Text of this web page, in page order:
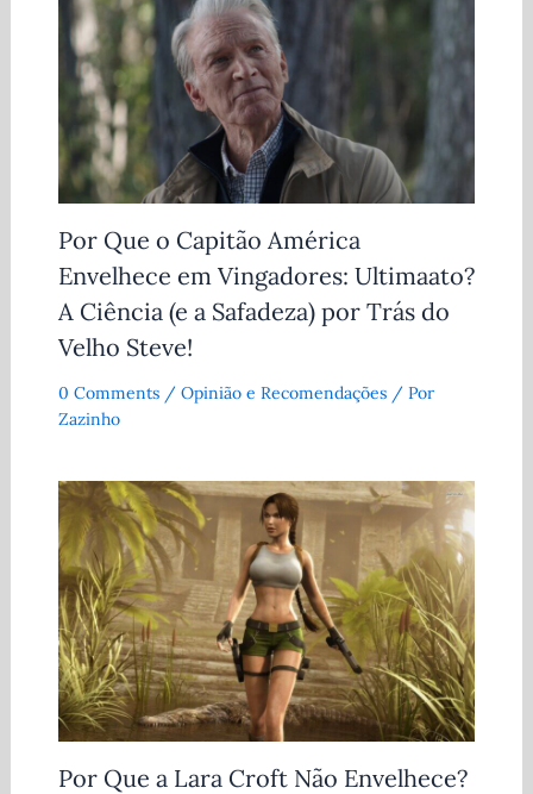
Por Que o Capitão América
Envelhece em Vingadores: Ultimaato?
A Ciência (e a Safadeza) por Trás do
Velho Steve!
0 Comments / Opinião e Recomendações/ Por
Zazinho
Por Que a Lara Croft Não Envelhece?